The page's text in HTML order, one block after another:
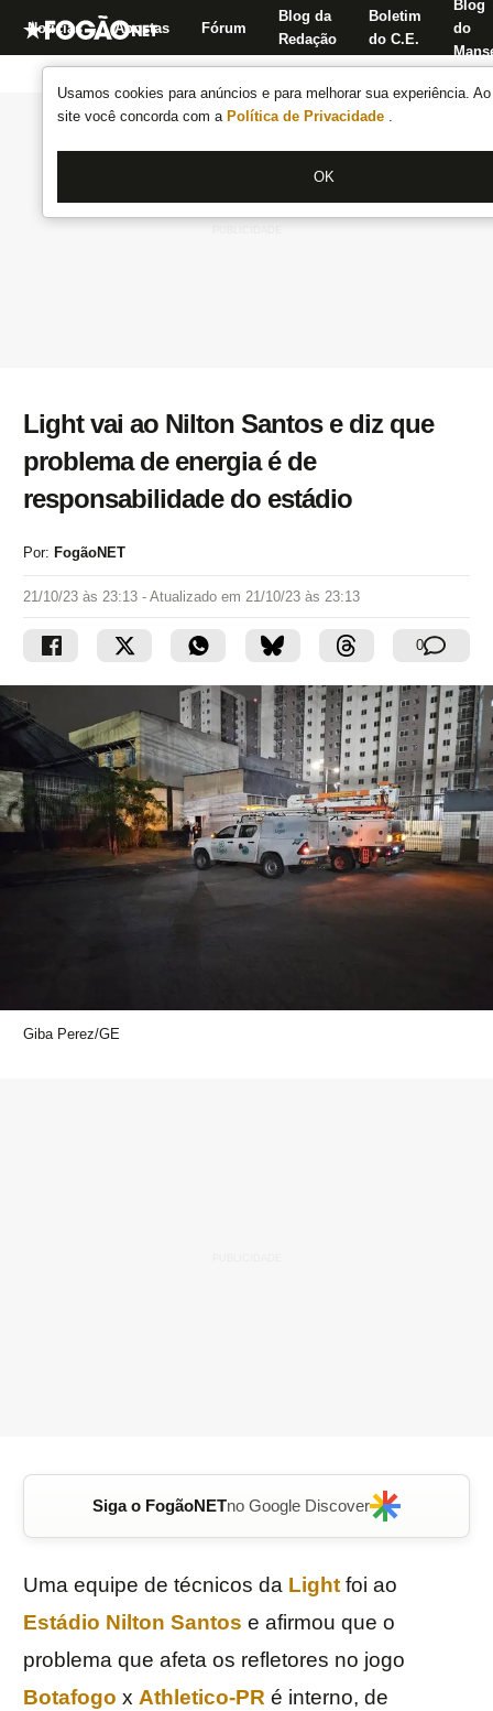
Usamos cookies para anúncios e para melhorar sua experiência.
site você concorda com a Política de Privacidade .
OK
Notícias Apostas Fórum
Blog da
Redação
Boletim
do C.E.
Blog
do
Light vai ao Nilton Santos e diz que
problema de energia é de
responsabilidade do estádio
Por: FogãoNET
21/10/23 às 23:13 - Atualizado em 21/10/23 às 23:13
0
Giba Perez/GE
Siga o FogãoNETno Google Discover
Uma equipe de técnicos da Light foi ao
Estádio Nilton Santos e afirmou que o
problema que afeta os refletores no jogo
Botafogo x Athletico-PR é interno, de